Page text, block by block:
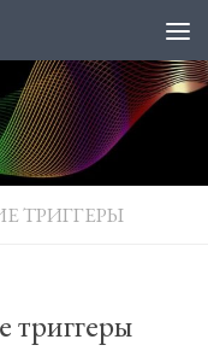
ТРИГГЕРЫ
триггеры